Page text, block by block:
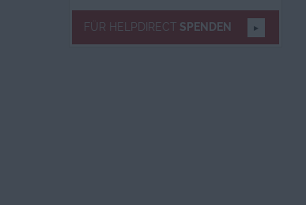
FÜR HELPDIRECT SPENDEN